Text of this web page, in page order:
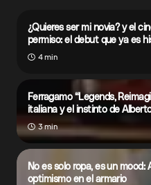
¿Quieres ser mi novia? y el
permiso: el debut que ya es
4 min
Ferragamo “Legends,
italiana y el instinto de
3 min
No es solo ropa, es un mood:
optimismo en el armario